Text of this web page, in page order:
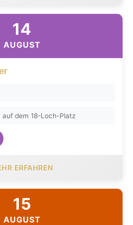
14
AUGUST
auf dem 18-Loch-Platz
ERFAHREN
15
AUGUST